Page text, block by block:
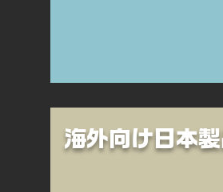
海外向け日本